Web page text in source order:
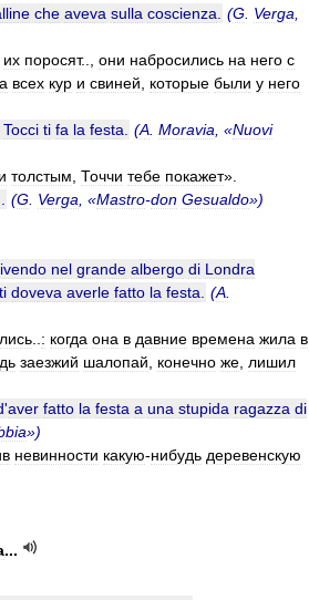
che aveva sulla coscienza (G Verga
их поросят.., они набросились на него с
всех кур и свиней которые были у него
Tocci ti fa la festa (A Moravia , «Nuovi
и толстым Точчи тебе покажет».
(G Verga , «Mastro-don Gesualdo»)
nel grande albergo di Londra
doveva averle fatto la festa (A
: когда она в давние времена жила в
заезжий шалопай конечно же лишил
'aver fatto la festa a una stupida ragazza di
»)
невинности какую-нибудь деревенскую
...